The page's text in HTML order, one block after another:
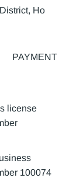
Ho
PAYMENT
license
100074